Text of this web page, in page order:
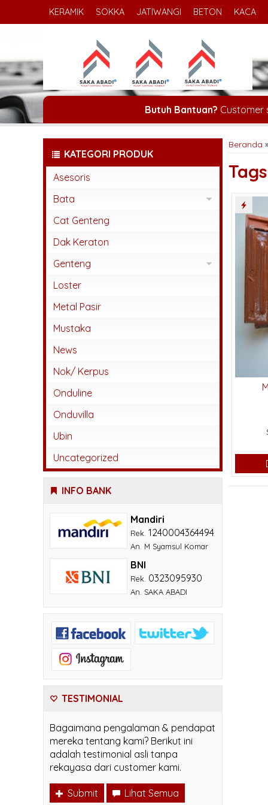
KERAMIK SOKKA JATIWANGI BETON KACA
Butuh Bantuan? Customer
Beranda »
Tags
KATEGORI PRODUK
Asesoris
Bata
Bata Espos
Bata Press
Bata Tempel
Cat Genteng
Dak Keraton
Genteng
Abadi
Beton
Jatiwangi
Kaca
Karangpilang
Keramik
Loster
Metal Pasir
Mustaka
News
Nok/ Kerpus
Onduline
Onduvilla
Ubin
Uncategorized
INFO BANK
Mandiri
Rek. 1240004364494
An. M Syamsul Komar
BNI
Rek. 0323095930
An. SAKA ABADI
TESTIMONIAL
Bagaimana pengalaman & pendapat
mereka tentang kami? Berikut ini
adalah testimonial asli tanpa
rekayasa dari customer kami.
Submit Lihat Semua